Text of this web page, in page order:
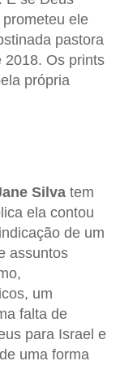
ele
pastora
2018. Os prints
própria
Silva tem
ela contou
de um
assuntos
um
falta de
para Israel e
de uma forma